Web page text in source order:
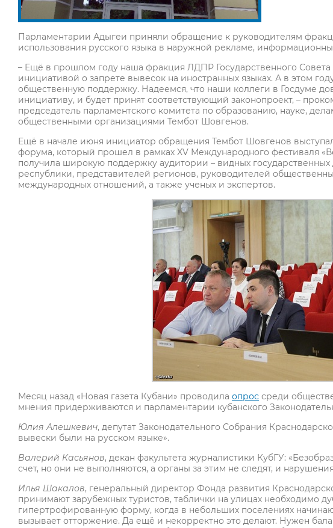
Парламентарии Адыгеи приняли обращение к руководителям
использования русского языка в наружной рекламе,
– Ещё в прошлом году наша фракция ЛДПР Государственного Совета
инициативой о запрете вывесок на иностранных языках. А в этом
общественную поддержку. Надеемся, что наши коллеги в Госдуме
инициативу, и будет принят соответствующий законопроект, –
председатель парламентского комитета по образованию, науке,
общественными организациями Тембот Шовгенов.
Ещё в начале июня инициатор обращения Тембот Шовгенов
форума, который прошел в рамках XV Международного фестиваля
получила широкую поддержку аудитории – видных
республики, представителей регионов, руководителей
международных отношений, а также ученых и экспертов.
Месяц назад «Новая газета Кубани» проводила опрос среди
мнения придерживаются и парламентарии кубанского
Юлия Алешкевич, депутат Законодательного Собрания
вывески были на русском языке».
Валерий Касьянов, декан факультета журналистики КубГУ:
счет, но они не выполняются, а органы за этим не следят, и
Илья Шакалов, генеральный директор Фонда развития
принимают зарубежных туристов, таблички на улицах необходимо
гипертрофированную форму, когда в небольших поселениях
вызывает отторжение. Да ещё и некорректно это делают. Нужен